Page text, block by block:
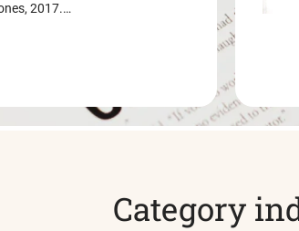
2017.…
Category